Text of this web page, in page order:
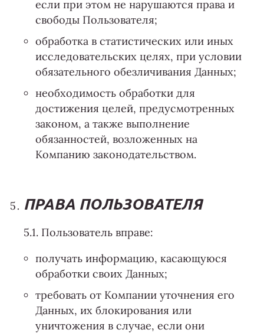
если при этом не нарушаются права и
свободы Пользователя;
обработка в статистических или иных
исследовательских целях, при условии
обязательного обезличивания Данных;
необходимость обработки для
достижения целей, предусмотренных
законом, а также выполнение
обязанностей, возложенных на
Компанию законодательством.
ПРАВА ПОЛЬЗОВАТЕЛЯ
5.1. Пользователь вправе:
получать информацию, касающуюся
обработки своих Данных;
требовать от Компании уточнения его
Данных, их блокирования или
уничтожения в случае, если они